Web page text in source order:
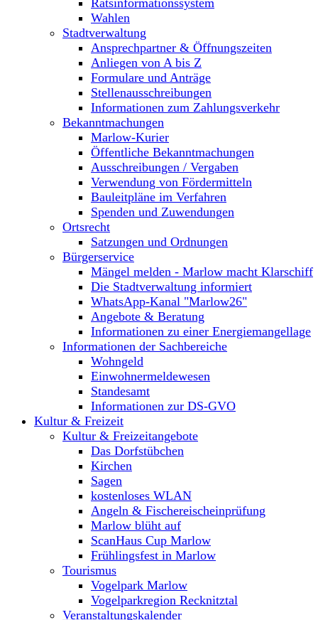
Ratsinformationssystem
Wahlen
Stadtverwaltung
Ansprechpartner & Öffnungszeiten
Anliegen von A bis Z
Formulare und Anträge
Stellenausschreibungen
Informationen zum Zahlungsverkehr
Bekanntmachungen
Marlow-Kurier
Öffentliche Bekanntmachungen
Ausschreibungen / Vergaben
Verwendung von Fördermitteln
Bauleitpläne im Verfahren
Spenden und Zuwendungen
Ortsrecht
Satzungen und Ordnungen
Bürgerservice
Mängel melden - Marlow macht Klarschiff
Die Stadtverwaltung informiert
WhatsApp-Kanal "Marlow26"
Angebote & Beratung
Informationen zu einer Energiemangellage
Informationen der Sachbereiche
Wohngeld
Einwohnermeldewesen
Standesamt
Informationen zur DS-GVO
Kultur & Freizeit
Kultur & Freizeitangebote
Das Dorfstübchen
Kirchen
Sagen
kostenloses WLAN
Angeln & Fischereischeinprüfung
Marlow blüht auf
ScanHaus Cup Marlow
Frühlingsfest in Marlow
Tourismus
Vogelpark Marlow
Vogelparkregion Recknitztal
Veranstaltungskalender